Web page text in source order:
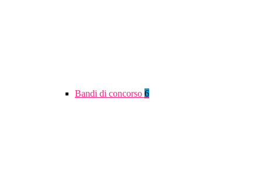
Bandi di concorso 6